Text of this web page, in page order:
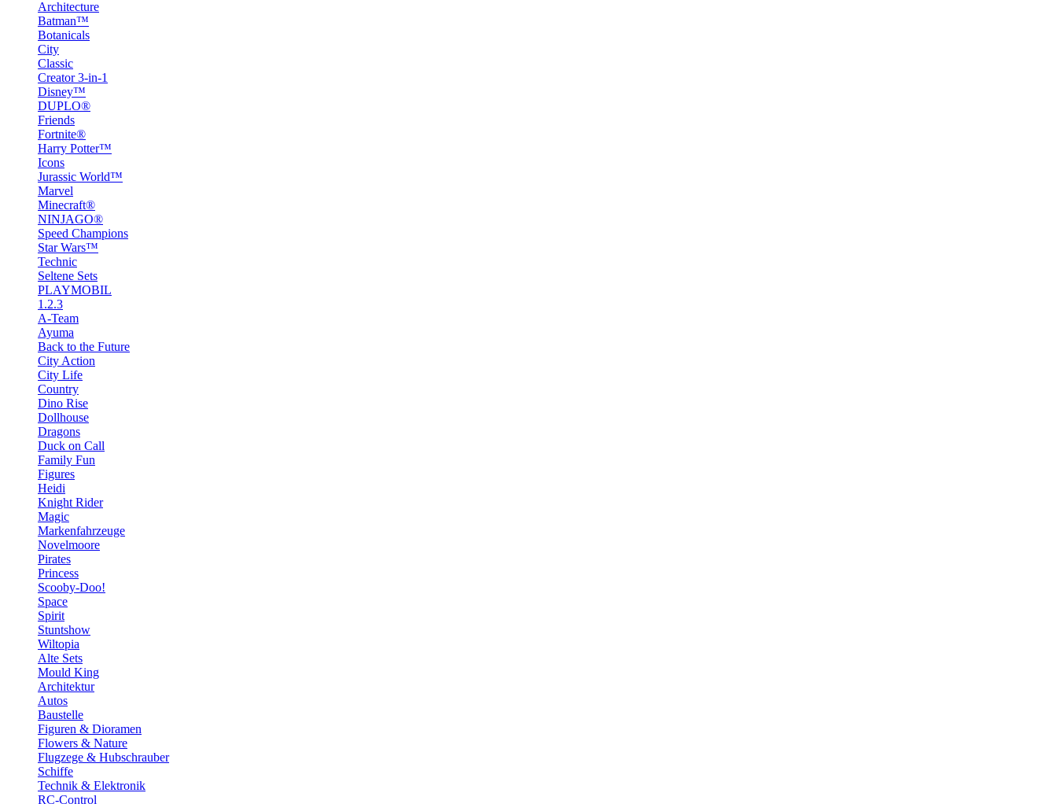
Architecture
Batman™
Botanicals
City
Classic
Creator 3-in-1
Disney™
DUPLO®
Friends
Fortnite®
Harry Potter™
Icons
Jurassic World™
Marvel
Minecraft®
NINJAGO®
Speed Champions
Star Wars™
Technic
Seltene Sets
PLAYMOBIL
1.2.3
A-Team
Ayuma
Back to the Future
City Action
City Life
Country
Dino Rise
Dollhouse
Dragons
Duck on Call
Family Fun
Figures
Heidi
Knight Rider
Magic
Markenfahrzeuge
Novelmoore
Pirates
Princess
Scooby-Doo!
Space
Spirit
Stuntshow
Wiltopia
Alte Sets
Mould King
Architektur
Autos
Baustelle
Figuren & Dioramen
Flowers & Nature
Flugzege & Hubschrauber
Schiffe
Technik & Elektronik
RC-Control